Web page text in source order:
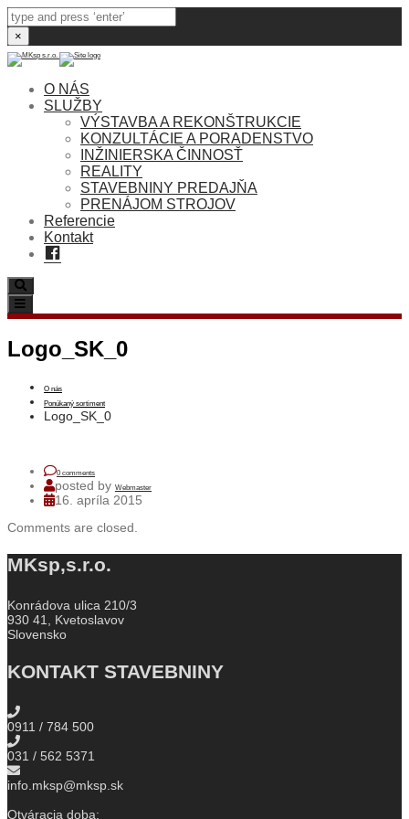
×
O NÁS
SLUŽBY
VÝSTAVBA A REKONŠTRUKCIE
KONZULTÁCIE A PORADENSTVO
INŽINIERSKA ČINNOSŤ
REALITY
STAVEBNINY PREDAJŇA
PRENÁJOM STROJOV
Referencie
Kontakt
Facebook
Toggle
navigation
Logo_SK_0
O nás
Ponúkaný sortiment
Logo_SK_0
0 comments
posted by Webmaster
16. apríla 2015
Comments are closed.
MKsp,s.r.o.
Konrádova ulica 210/3
930 41, Kvetoslavov
Slovensko
KONTAKT STAVEBNINY
0911 / 784 500
031 / 562 5371
info.mksp@mksp.sk
Otváracia doba: